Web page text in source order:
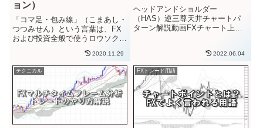
ョン）
「コマ足・包み線」（こまあし・
つつみせん）という言葉は、FX
および投資全般で使うロウソク足
名称のひとつです。相場が動きだ
すであろうロウソク足のサインと
してよく使われます。参照：FX
ロウソク足の種類と見方解説
「コ...
2020.11.29
ヘッドアンドショルダー
（HAS）逆三尊天井チャートパ
ターン解説動画FXチャート上に
となります。狙っている（動き方
を知っている）チャートパターン
が形成されそうな時に、為替相場
の値動き...
2022.06.04
テクニカル FXトレード用語